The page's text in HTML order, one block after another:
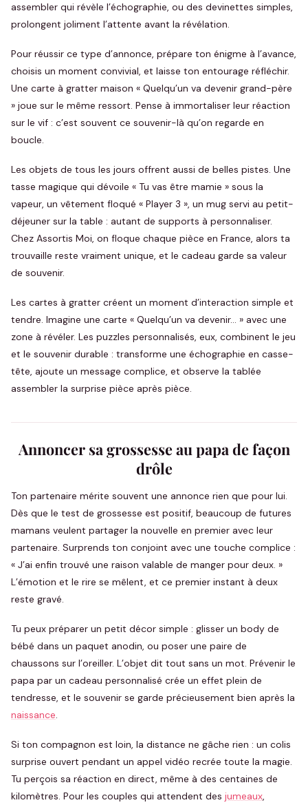
assembler qui révèle l’échographie, ou des devinettes simples,
prolongent joliment l’attente avant la révélation.
Pour réussir ce type d’annonce, prépare ton énigme à l’avance,
choisis un moment convivial, et laisse ton entourage réfléchir.
Une carte à gratter maison « Quelqu’un va devenir grand-père
» joue sur le même ressort. Pense à immortaliser leur réaction
sur le vif : c’est souvent ce souvenir-là qu’on regarde en
boucle.
Les objets de tous les jours offrent aussi de belles pistes. Une
tasse magique qui dévoile « Tu vas être mamie » sous la
vapeur, un vêtement floqué « Player 3 », un mug servi au petit-
déjeuner sur la table : autant de supports à personnaliser.
Chez Assortis Moi, on floque chaque pièce en France, alors ta
trouvaille reste vraiment unique, et le cadeau garde sa valeur
de souvenir.
Les cartes à gratter créent un moment d’interaction simple et
tendre. Imagine une carte « Quelqu’un va devenir… » avec une
zone à révéler. Les puzzles personnalisés, eux, combinent le jeu
et le souvenir durable : transforme une échographie en casse-
tête, ajoute un message complice, et observe la tablée
assembler la surprise pièce après pièce.
Annoncer sa grossesse au papa de façon
drôle
Ton partenaire mérite souvent une annonce rien que pour lui.
Dès que le test de grossesse est positif, beaucoup de futures
mamans veulent partager la nouvelle en premier avec leur
partenaire. Surprends ton conjoint avec une touche complice :
« J’ai enfin trouvé une raison valable de manger pour deux. »
L’émotion et le rire se mêlent, et ce premier instant à deux
reste gravé.
Tu peux préparer un petit décor simple : glisser un body de
bébé dans un paquet anodin, ou poser une paire de
chaussons sur l’oreiller. L’objet dit tout sans un mot. Prévenir le
papa par un cadeau personnalisé crée un effet plein de
tendresse, et le souvenir se garde précieusement bien après la
naissance.
Si ton compagnon est loin, la distance ne gâche rien : un colis
surprise ouvert pendant un appel vidéo recrée toute la magie.
Tu perçois sa réaction en direct, même à des centaines de
kilomètres. Pour les couples qui attendent des jumeaux,